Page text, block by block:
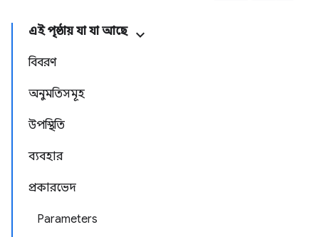
এই পৃষ্ঠায় যা যা আছে
বিবরণ
অনুমতিসমূহ
উপস্থিতি
ব্যবহার
প্রকারভেদ
Parameters